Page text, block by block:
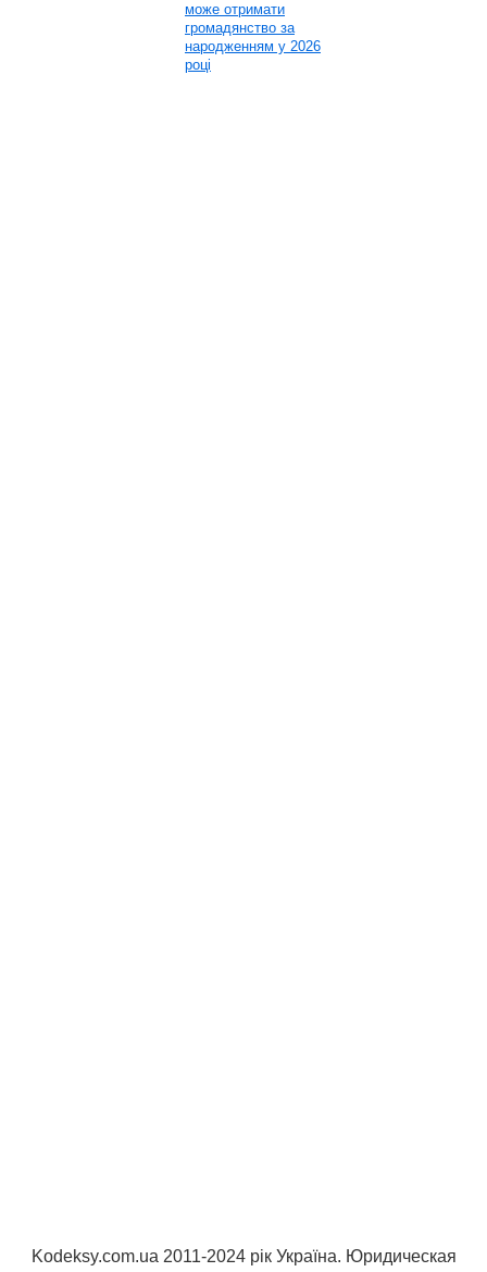
може отримати
громадянство за
народженням у 2026
році
Kodeksy.com.ua 2011-2024 рік Україна. Юридическая